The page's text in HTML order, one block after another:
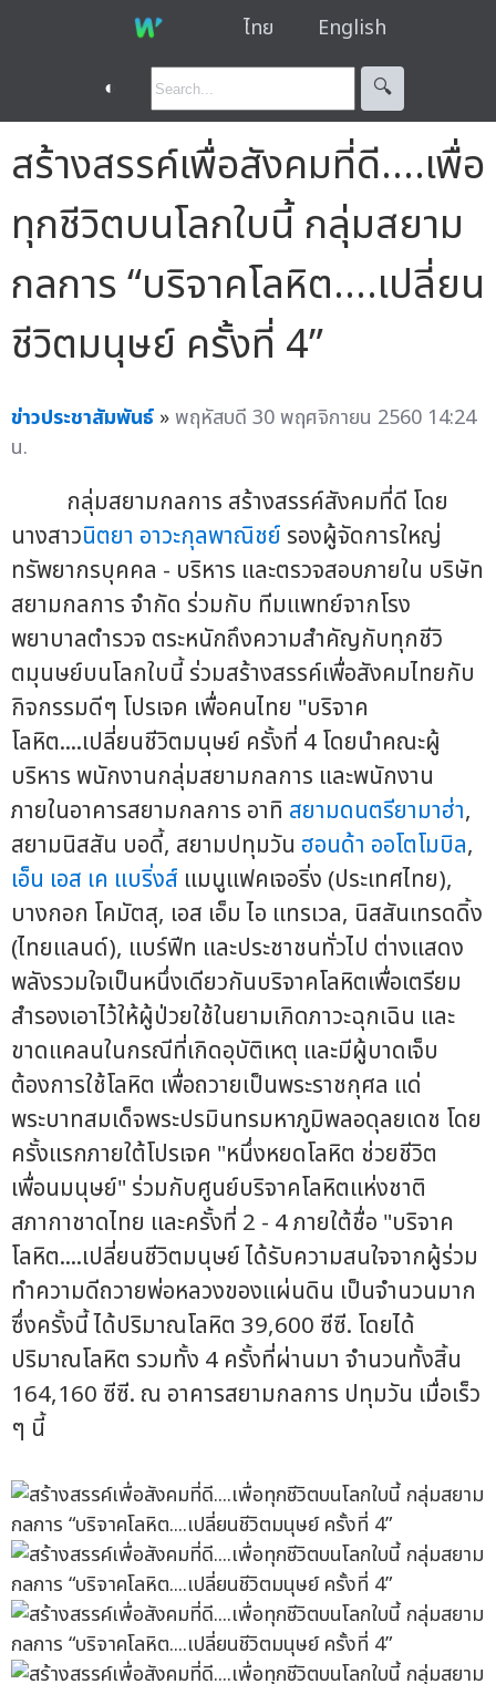
ไทย English
◐ 🔍︎
สร้างสรรค์เพื่อสังคมที่ดี....เพื่อ
ทุกชีวิตบนโลกใบนี้ กลุ่มสยาม
กลการ “บริจาคโลหิต....เปลี่ยน
ชีวิตมนุษย์ ครั้งที่ 4”
ข่าวประชาสัมพันธ์ »พฤหัสบดี 30 พฤศจิกายน 2560 14:24
น.
กลุ่มสยามกลการ สร้างสรรค์สังคมที่ดี โดย
นางสาวนิตยา อาวะกุลพาณิชย์ รองผู้จัดการใหญ่
ทรัพยากรบุคคล - บริหาร และตรวจสอบภายใน บริษัท
สยามกลการ จำกัด ร่วมกับ ทีมแพทย์จากโรง
พยาบาลตำรวจ ตระหนักถึงความสำคัญกับทุกชีวิ
ตมุนษย์บนโลกใบนี้ ร่วมสร้างสรรค์เพื่อสังคมไทยกับ
กิจกรรมดีๆ โปรเจค เพื่อคนไทย "บริจาค
โลหิต....เปลี่ยนชีวิตมนุษย์ ครั้งที่ 4 โดยนำคณะผู้
บริหาร พนักงานกลุ่มสยามกลการ และพนักงาน
ภายในอาคารสยามกลการ อาทิ สยามดนตรียามาฮ่า,
สยามนิสสัน บอดี้, สยามปทุมวัน ฮอนด้า ออโตโมบิล,
เอ็น เอส เค แบริ่งส์ แมนูแฟคเจอริ่ง (ประเทศไทย),
บางกอก โคมัตสุ, เอส เอ็ม ไอ แทรเวล, นิสสันเทรดดิ้ง
(ไทยแลนด์), แบร์ฟีท และประชาชนทั่วไป ต่างแสดง
พลังรวมใจเป็นหนึ่งเดียวกันบริจาคโลหิตเพื่อเตรียม
สำรองเอาไว้ให้ผู้ป่วยใช้ในยามเกิดภาวะฉุกเฉิน และ
ขาดแคลนในกรณีที่เกิดอุบัติเหตุ และมีผู้บาดเจ็บ
ต้องการใช้โลหิต เพื่อถวายเป็นพระราชกุศล แด่
พระบาทสมเด็จพระปรมินทรมหาภูมิพลอดุลยเดช โดย
ครั้งแรกภายใต้โปรเจค "หนึ่งหยดโลหิต ช่วยชีวิต
เพื่อนมนุษย์" ร่วมกับศูนย์บริจาคโลหิตแห่งชาติ
สภากาชาดไทย และครั้งที่ 2 - 4 ภายใต้ชื่อ "บริจาค
โลหิต....เปลี่ยนชีวิตมนุษย์ ได้รับความสนใจจากผู้ร่วม
ทำความดีถวายพ่อหลวงของแผ่นดิน เป็นจำนวนมาก
ซึ่งครั้งนี้ ได้ปริมาณโลหิต 39,600 ซีซี. โดยได้
ปริมาณโลหิต รวมทั้ง 4 ครั้งที่ผ่านมา จำนวนทั้งสิ้น
164,160 ซีซี. ณ อาคารสยามกลการ ปทุมวัน เมื่อเร็ว
ๆ นี้